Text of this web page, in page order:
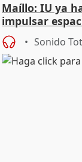
Maíllo: IU ya
impulsar
Sonido